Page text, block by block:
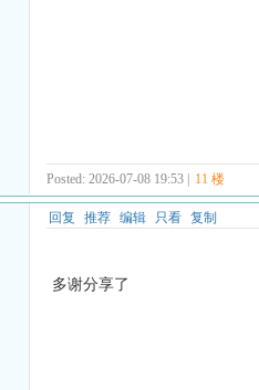
Posted: 2026-07-08 19:53 | 11 楼
回复 推荐 编辑 只看 复制
多谢分享了